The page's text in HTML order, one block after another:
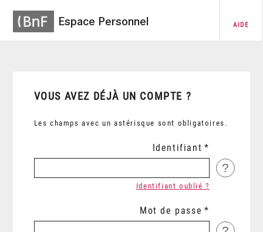
Espace Personnel AIDE
VOUS AVEZ DÉJÀ UN COMPTE ?
Les champs avec un astérisque sont obligatoires.
Identifiant
?
Identifiant oublié ?
Mot de passe